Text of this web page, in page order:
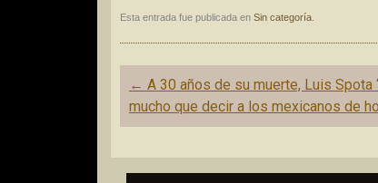
Esta entrada fue publicada en Sin categoría
Navegación
de
entradas
← A 30 años de su muerte, Luis Spota
mucho que decir a los mexicanos de